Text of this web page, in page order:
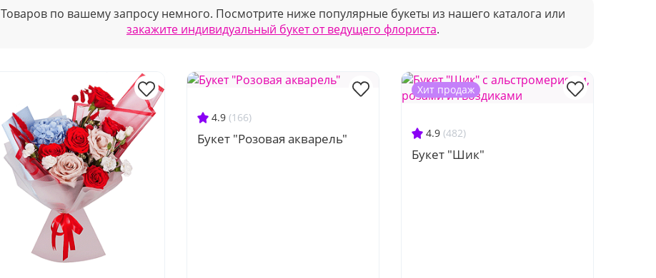
Товаров по вашему запросу немного. Посмотрите ниже популярные букеты из нашего каталога или
закажите индивидуальный букет от ведущего флориста.
4.9 (166)
Букет "Розовая акварель" 4.9 (482)
Букет "Шик"
Хит продаж